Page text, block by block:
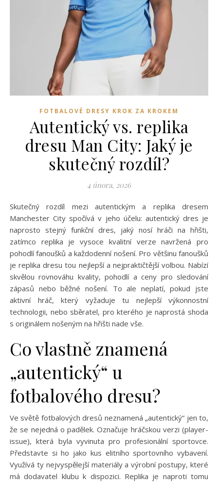
FOTBALOVÉ DRESY KROK ZA KROKEM
Autentický vs. replika
dresu Man City: Jaký je
skutečný rozdíl?
4 února, 2026
Skutečný rozdíl mezi autentickým a replika dresem
Manchester City spočívá v jeho účelu: autentický dres je
naprosto stejný funkční dres, jaký nosí hráči na hřišti,
zatímco replika je vysoce kvalitní verze navržená pro
pohodlí fanoušků a každodenní nošení. Pro většinu fanoušků
je replika dresu tou nejlepší a nejpraktičtější volbou. Nabízí
skvělou rovnováhu kvality, pohodlí a ceny pro sledování
zápasů nebo běžné nošení. To ale neplatí, pokud jste
aktivní hráč, který vyžaduje tu nejlepší výkonnostní
technologii, nebo sběratel, pro kterého je naprostá shoda
s originálem nošeným na hřišti nade vše.
Co vlastně znamená
„autentický“ u
fotbalového dresu?
Ve světě fotbalových dresů neznamená „autentický“ jen to,
že se nejedná o padělek. Označuje hráčskou verzi (player-
issue), která byla vyvinuta pro profesionální sportovce.
Představte si ho jako kus elitního sportovního vybavení.
Využívá ty nejvyspělejší materiály a výrobní postupy, které
má dodavatel klubu k dispozici. Replika je naproti tomu